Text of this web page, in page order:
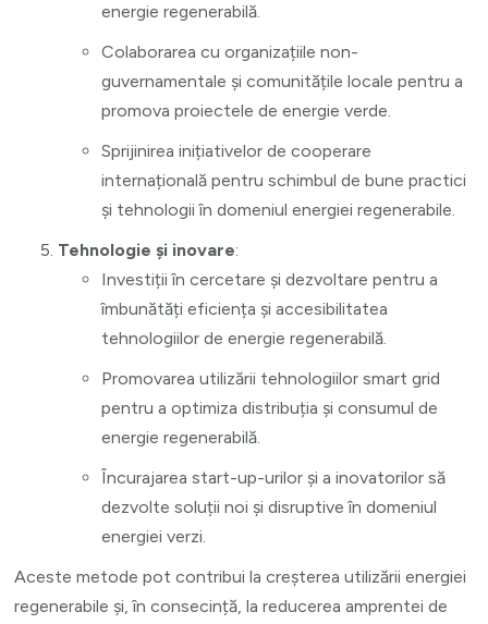
energie regenerabilă.
Colaborarea cu organizațiile non-
guvernamentale și comunitățile locale pentru a
promova proiectele de energie verde.
Sprijinirea inițiativelor de cooperare
internațională pentru schimbul de bune practici
și tehnologii în domeniul energiei regenerabile.
Tehnologie și inovare:
Investiții în cercetare și dezvoltare pentru a
îmbunătăți eficiența și accesibilitatea
tehnologiilor de energie regenerabilă.
Promovarea utilizării tehnologiilor smart grid
pentru a optimiza distribuția și consumul de
energie regenerabilă.
Încurajarea start-up-urilor și a inovatorilor să
dezvolte soluții noi și disruptive în domeniul
energiei verzi.
Aceste metode pot contribui la creșterea utilizării energiei
regenerabile și, în consecință, la reducerea amprentei de